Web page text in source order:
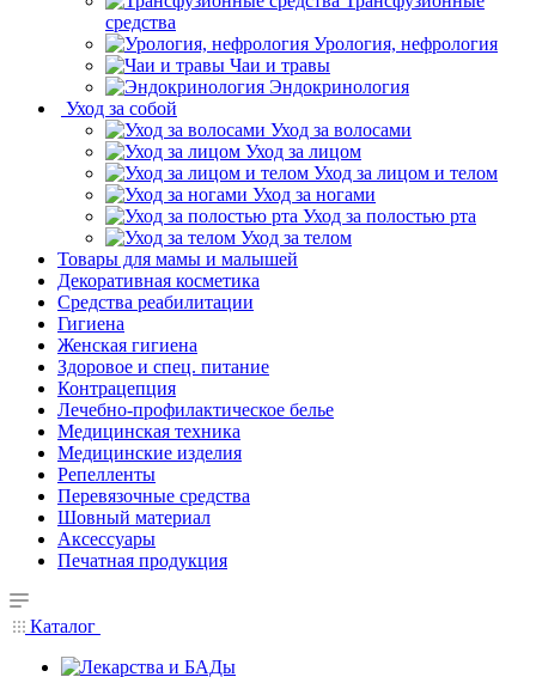
средства
Урология, нефрология
Чаи и травы
Эндокринология
Уход за собой
Уход за волосами
Уход за лицом
Уход за лицом и телом
Уход за ногами
Уход за полостью рта
Уход за телом
Товары для мамы и малышей
Декоративная косметика
Средства реабилитации
Гигиена
Женская гигиена
Здоровое и спец. питание
Контрацепция
Лечебно-профилактическое белье
Медицинская техника
Медицинские изделия
Репелленты
Перевязочные средства
Шовный материал
Аксессуары
Печатная продукция
Каталог